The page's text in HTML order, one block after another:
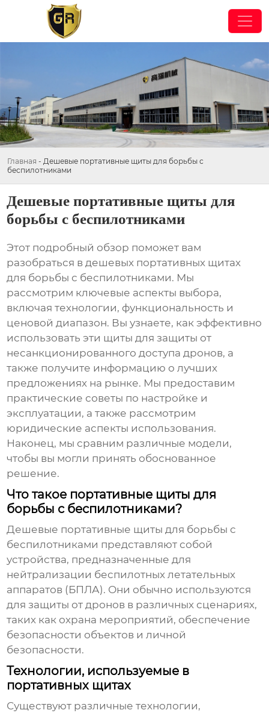
Главная - Дешевые портативные щиты для борьбы с
беспилотниками
Дешевые портативные щиты для
борьбы с беспилотниками
Этот подробный обзор поможет вам
разобраться вдешевых портативных щитах
для борьбы с беспилотниками. Мы
рассмотрим ключевые аспекты выбора,
включая технологии, функциональность и
ценовой диапазон. Вы узнаете, как эффективно
использовать эти щиты для защиты от
несанкционированного доступа дронов, а
также получите информацию о лучших
предложениях на рынке. Мы предоставим
практические советы по настройке и
эксплуатации, а также рассмотрим
юридические аспекты использования.
Наконец, мы сравним различные модели,
чтобы вы могли принять обоснованное
решение.
Что такое портативные щиты для
борьбы с беспилотниками?
Дешевые портативные щиты для борьбы с
беспилотниками представляют собой
устройства, предназначенные для
нейтрализации беспилотных летательных
аппаратов (БПЛА). Они обычно используются
для защиты от дронов в различных сценариях,
таких как охрана мероприятий, обеспечение
безопасности объектов и личной
безопасности.
Технологии, используемые в
портативных щитах
Существуют различные технологии,